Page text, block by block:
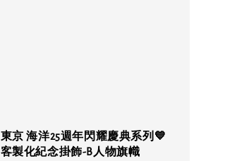
東京 海洋25週年閃耀慶典系列💙
客製化紀念掛飾-B人物旗幟